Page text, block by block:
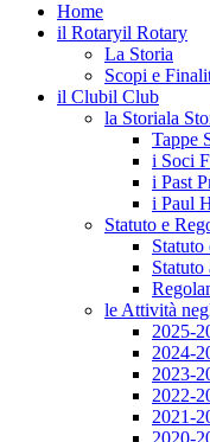
Home
il Rotaryil Rotary
La Storia
Scopi e
il Clubil Club
la Storiala
Tappe
i Soci
i Past
i Paul
Statuto e
Statuto
le Attività
2025-
2024-
2023-
2022-
2021-